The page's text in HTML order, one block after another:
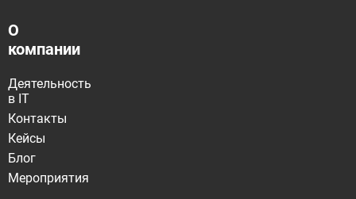
О
компании
Деятельность
в IT
Контакты
Кейсы
Блог
Мероприятия